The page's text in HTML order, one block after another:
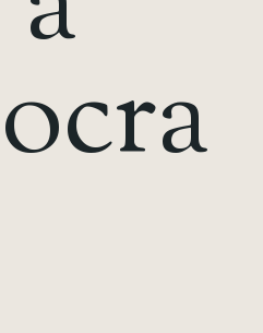
ocra